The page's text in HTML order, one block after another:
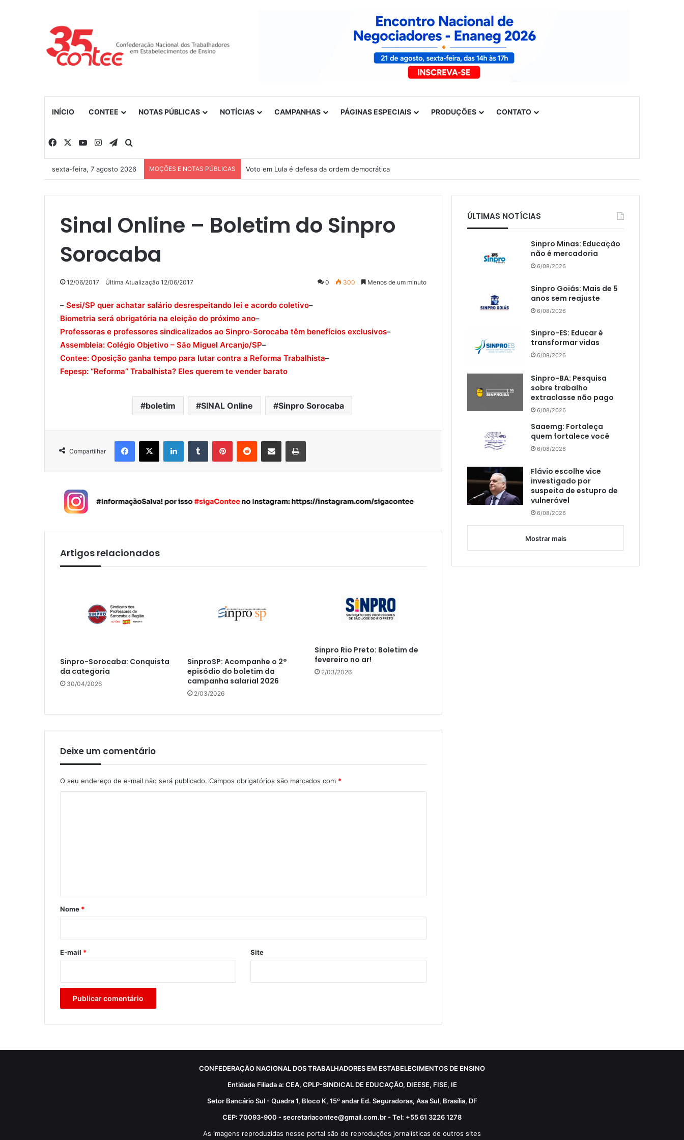
INÍCIO CONTEE NOTAS PÚBLICAS NOTÍCIAS CAMPANHAS PÁGINAS ESPECIAIS PRODUÇÕES CONTATO
Facebook YouTubeInstagramTelegram
sexta-feira, 7 agosto 2026 MOÇÕES E NOTAS PÚBLICAS Voto em Lula é defesa da ordem democrática
Sinal Online – Boletim do Sinpro
Sorocaba
12/06/2017 Última Atualização 12/06/2017 0 300 Menos de um minuto
– Sesi/SP quer achatar salário desrespeitando lei e acordo coletivo–
Biometria será obrigatória na eleição do próximo ano–
Professoras e professores sindicalizados ao Sinpro-Sorocaba têm benefícios exclusivos–
Assembleia: Colégio Objetivo – São Miguel Arcanjo/SP–
Contee: Oposição ganha tempo para lutar contra a Reforma Trabalhista–
Fepesp: “Reforma” Trabalhista? Eles querem te vender barato
boletim SINAL Online Sinpro Sorocaba
Compartilhar
Artigos relacionados
Sinpro-Sorocaba: Conquista
da categoria
30/04/2026
SinproSP: Acompanhe o 2°
episódio do boletim da
campanha salarial 2026
2/03/2026
Sinpro Rio Preto: Boletim de
fevereiro no ar!
2/03/2026
Deixe um comentário
O seu endereço de e-mail não será publicado. Campos obrigatórios são marcados com *
r
*
Nome *
E-mail * Site
ÚLTIMAS NOTÍCIAS
Sinpro Minas: Educação
não é mercadoria
6/08/2026
Sinpro Goiás: Mais de 5
anos sem reajuste
6/08/2026
Sinpro-ES: Educar é
transformar vidas
6/08/2026
Sinpro-BA: Pesquisa
sobre trabalho
extraclasse não pago
6/08/2026
Saaemg: Fortaleça
quem fortalece você
6/08/2026
Flávio escolhe vice
investigado por
suspeita de estupro de
vulnerável
6/08/2026
Mostrar mais
CONFEDERAÇÃO NACIONAL DOS TRABALHADORES EM ESTABELECIMENTOS DE ENSINO
Entidade Filiada a: CEA, CPLP-SINDICAL DE EDUCAÇÃO, DIEESE, FISE, IE
Setor Bancário Sul - Quadra 1, Bloco K, 15º andar Ed. Seguradoras, Asa Sul, Brasília, DF
CEP: 70093-900 - secretariacontee@gmail.com.br - Tel: +55 61 3226 1278
As imagens reproduzidas nesse portal são de reproduções jornalísticas de outros sites